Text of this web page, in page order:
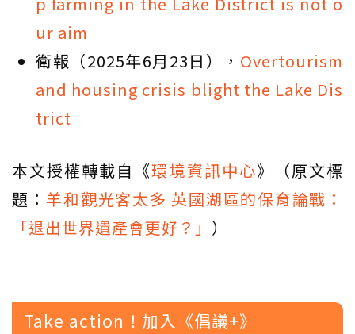
ur aim
衛報（2025年6月23日）， Overtourism
and housing crisis blight the Lake Dis
trict
本文授權轉載自《環境資訊中心》（原文標
題：羊和觀光客太多 英國湖區的保育論戰：
「退出世界遺產會更好？」 ）
Take action！加入《倡議+》